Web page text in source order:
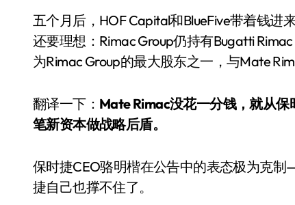
五个月后，HOF Capital和BlueFive带着钱
还要理想：Rimac Group仍持有Bugatti
为Rimac Group的最大股东之一，与Mate
翻译一下： Mate Rimac没花一分钱，就从
笔新资本做战略后盾。
保时捷CEO骆明楷在公告中的表态极为克
捷自己也撑不住了。